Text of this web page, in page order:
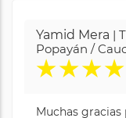
Yamid Mera |
Popayán /
★★★★
Muchas gracias